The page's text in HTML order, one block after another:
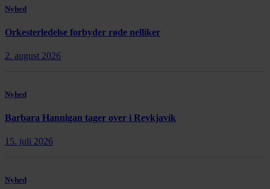
Nyhed
Orkesterledelse forbyder røde nelliker
2. august 2026
Nyhed
Barbara Hannigan tager over i Reykjavík
15. juli 2026
Nyhed